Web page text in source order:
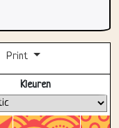
Print
Volledig scherm
Kleuren